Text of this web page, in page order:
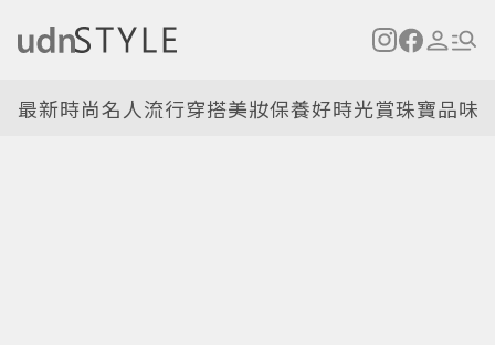
最新時尚名人流行穿搭美妝保養好時光賞珠寶品味